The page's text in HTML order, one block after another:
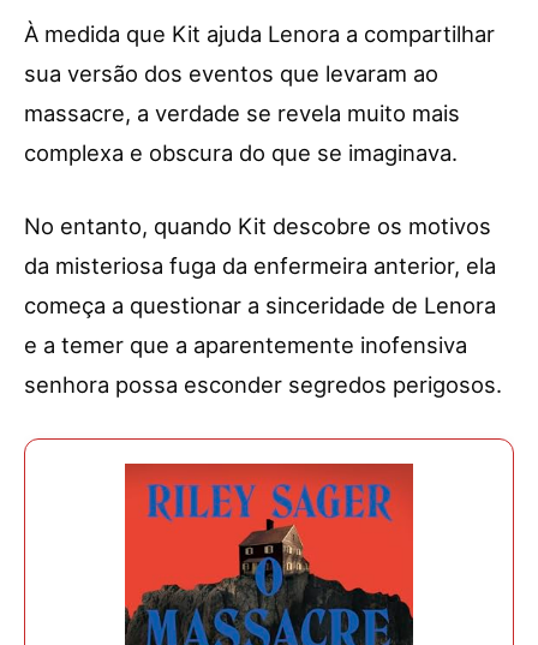
À medida que Kit ajuda Lenora a compartilhar
sua versão dos eventos que levaram ao
massacre, a verdade se revela muito mais
complexa e obscura do que se imaginava.
No entanto, quando Kit descobre os motivos
da misteriosa fuga da enfermeira anterior, ela
começa a questionar a sinceridade de Lenora
e a temer que a aparentemente inofensiva
senhora possa esconder segredos perigosos.